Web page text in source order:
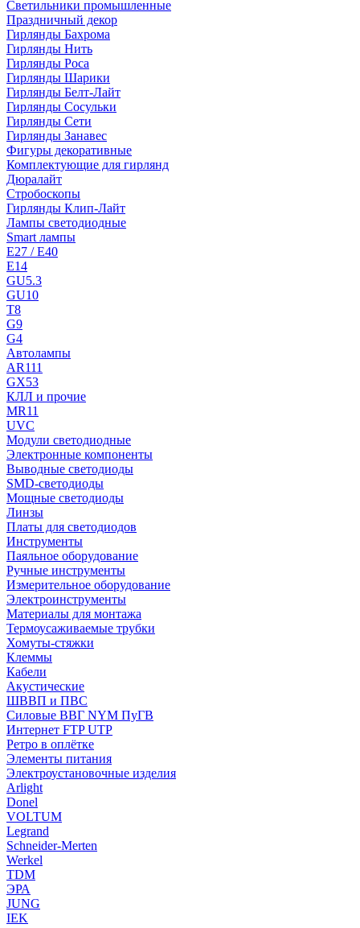
Светильники промышленные
Праздничный декор
Гирлянды Бахрома
Гирлянды Нить
Гирлянды Роса
Гирлянды Шарики
Гирлянды Белт-Лайт
Гирлянды Сосульки
Гирлянды Сети
Гирлянды Занавес
Фигуры декоративные
Комплектующие для гирлянд
Дюралайт
Стробоскопы
Гирлянды Клип-Лайт
Лампы светодиодные
Smart лампы
E27 / E40
E14
GU5.3
GU10
T8
G9
G4
Автолампы
AR111
GX53
КЛЛ и прочие
MR11
UVC
Модули светодиодные
Электронные компоненты
Выводные светодиоды
SMD-светодиоды
Мощные светодиоды
Линзы
Платы для светодиодов
Инструменты
Паяльное оборудование
Ручные инструменты
Измерительное оборудование
Электроинструменты
Материалы для монтажа
Термоусаживаемые трубки
Хомуты-стяжки
Клеммы
Кабели
Акустические
ШВВП и ПВС
Силовые ВВГ NYM ПуГВ
Интернет FTP UTP
Ретро в оплётке
Элементы питания
Электроустановочные изделия
Arlight
Donel
VOLTUM
Legrand
Schneider-Merten
Werkel
TDM
ЭРА
JUNG
IEK